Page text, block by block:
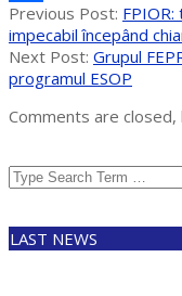
Partajează
2025-
06-
14
Previous Post:
impecabil începând
Next Post: Grupul
programul ESOP
Comments are closed,
Search
LAST NEWS